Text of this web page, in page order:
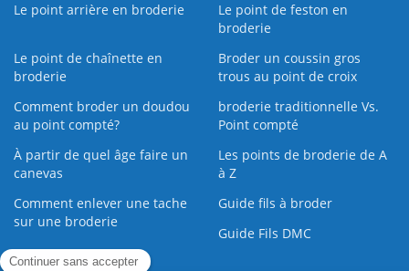
Le point arrière en broderie
Le point de feston en
broderie
Le point de chaînette en
broderie
Broder un coussin gros
trous au point de croix
Comment broder un doudou
au point compté?
broderie traditionnelle Vs.
Point compté
À partir de quel âge faire un
canevas
Les points de broderie de A
à Z
Comment enlever une tache
sur une broderie
Guide fils à broder
Guide Fils DMC
Guide de la Broderie